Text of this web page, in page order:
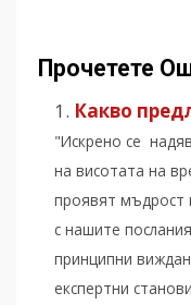
Прочетете
Какво
"Искрено се
на висотата на
проявят мъдрост
с нашите
принципни
експертни